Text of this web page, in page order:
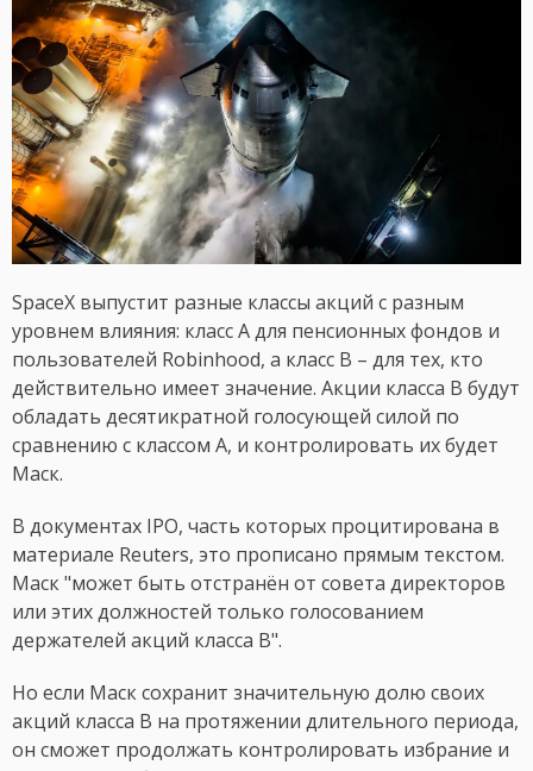
SpaceX выпустит разные классы акций с разным
уровнем влияния: класс A для пенсионных фондов и
пользователей Robinhood, а класс B – для тех, кто
действительно имеет значение. Акции класса B будут
обладать десятикратной голосующей силой по
сравнению с классом A, и контролировать их будет
Маск.
В документах IPO, часть которых процитирована в
материале Reuters, это прописано прямым текстом.
Маск "может быть отстранён от совета директоров
или этих должностей только голосованием
держателей акций класса B".
Но если Маск сохранит значительную долю своих
акций класса B на протяжении длительного периода,
он сможет продолжать контролировать избрание и